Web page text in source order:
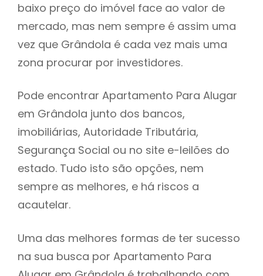
baixo preço do imóvel face ao valor de
mercado, mas nem sempre é assim uma
vez que Grândola é cada vez mais uma
zona procurar por investidores.
Pode encontrar Apartamento Para Alugar
em Grândola junto dos bancos,
imobiliárias, Autoridade Tributária,
Segurança Social ou no site e-leilões do
estado. Tudo isto são opções, nem
sempre as melhores, e há riscos a
acautelar.
Uma das melhores formas de ter sucesso
na sua busca por Apartamento Para